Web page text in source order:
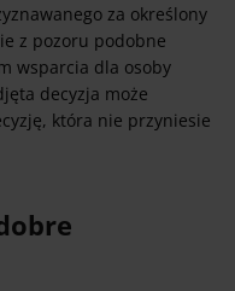
za określony
z pozoru podobne
wsparcia dla osoby
decyzja może
która nie przyniesie